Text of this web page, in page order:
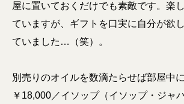
屋に置いておくだけでも素敵です。楽
ていますが、ギフトを口実に自分が欲
ていました…（笑）。
別売りのオイルを数滴たらせば部屋中
￥18,000／イソップ（イソップ・ジャパ